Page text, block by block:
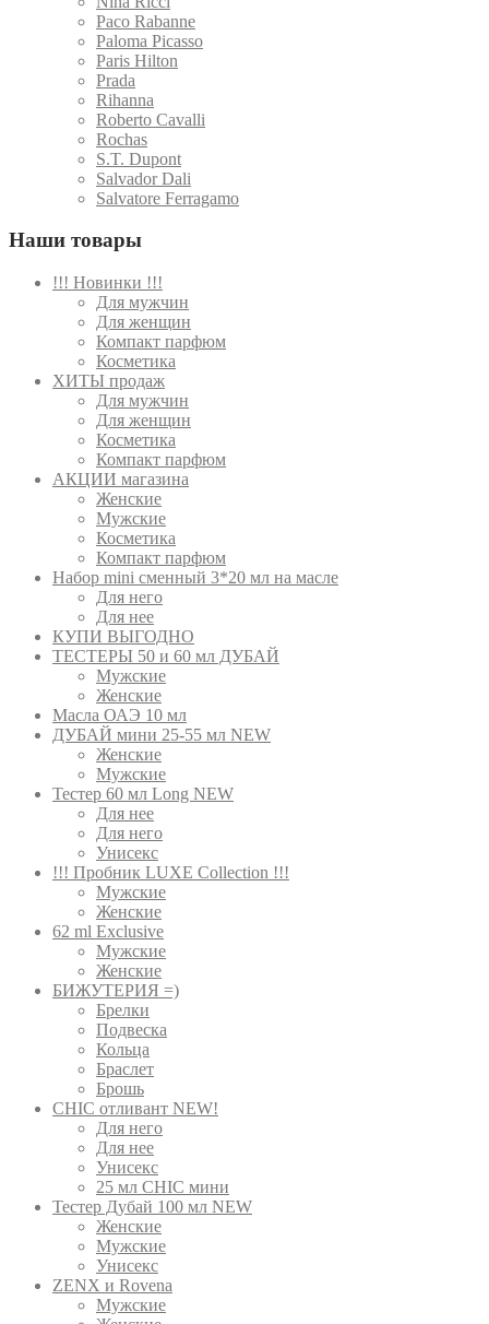
Paco Rabanne
Paloma Picasso
Paris Hilton
Prada
Rihanna
Roberto Cavalli
Rochas
S.T. Dupont
Salvador Dali
Salvatore Ferragamo
Наши товары
!!! Новинки !!!
Для мужчин
Для женщин
Компакт парфюм
Косметика
ХИТЫ продаж
Для мужчин
Для женщин
Косметика
Компакт парфюм
АКЦИИ магазина
Женские
Мужские
Косметика
Компакт парфюм
Набор mini сменный 3*20 мл на масле
Для него
Для нее
КУПИ ВЫГОДНО
ТЕСТЕРЫ 50 и 60 мл ДУБАЙ
Мужские
Женские
Масла ОАЭ 10 мл
ДУБАЙ мини 25-55 мл NEW
Женские
Мужские
Тестер 60 мл Long NEW
Для нее
Для него
Унисекс
!!! Пробник LUXE Collection !!!
Мужские
Женские
62 ml Exclusive
Мужские
Женские
БИЖУТЕРИЯ =)
Брелки
Подвеска
Кольца
Браслет
Брошь
CHIC отливант NEW!
Для него
Для нее
Унисекс
25 мл CHIC мини
Тестер Дубай 100 мл NEW
Женские
Мужские
Унисекс
ZENX и Rovena
Мужские